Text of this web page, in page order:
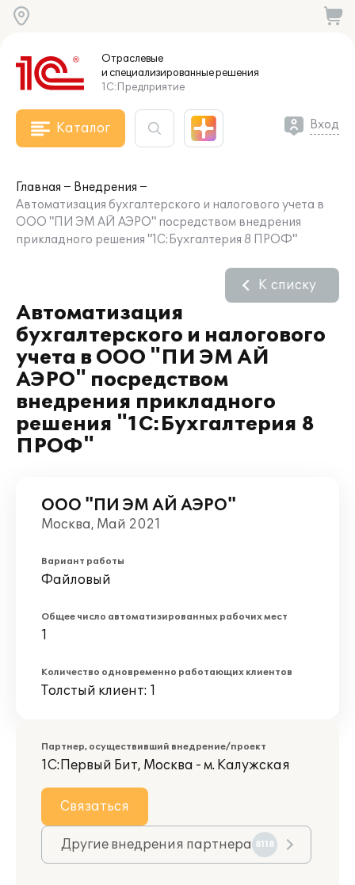
Отраслевые
и специализированныерешения
1С:Предприятие
Каталог Вход
Главная
Внедрения
Автоматизация бухгалтерского и налогового учета в
ООО "ПИ ЭМ АЙ АЭРО" посредством внедрения
прикладного решения "1С:Бухгалтерия 8 ПРОФ"
Автоматизация
бухгалтерского и налогового
учета в ООО "ПИ ЭМ АЙ
АЭРО" посредством
внедрения прикладного
решения "1С:Бухгалтерия 8
ПРОФ"
К списку
ООО "ПИ ЭМ АЙ АЭРО"
Москва, Май 2021
Вариант работы
Файловый
Общее число автоматизированных рабочих мест
1
Количество одновременно работающих клиентов
Толстый клиент: 1
Партнер, осуществивший внедрение/проект
1С:Первый Бит, Москва - м. Калужская
Связаться
Другие внедрения партнера 8118